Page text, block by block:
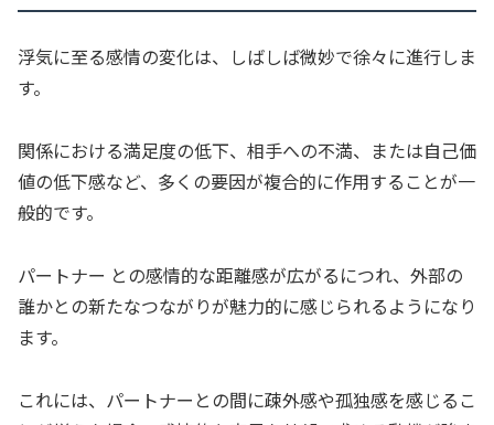
浮気に至る感情の変化は、しばしば微妙で徐々に進行しま
す。
関係における満足度の低下、相手への不満、または自己価
値の低下感など、多くの要因が複合的に作用することが一
般的です。
パートナー との感情的な距離感が広がるにつれ、外部の
誰かとの新たなつながりが魅力的に感じられるようになり
ます。
これには、パートナーとの間に疎外感や孤独感を感じるこ